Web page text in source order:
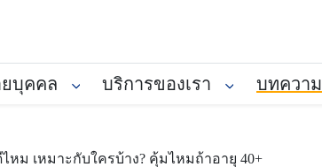
บุคคล บริการของเรา บทความ
หม เหมาะกับใครบ้าง? คุ้มไหมถ้าอายุ 40+